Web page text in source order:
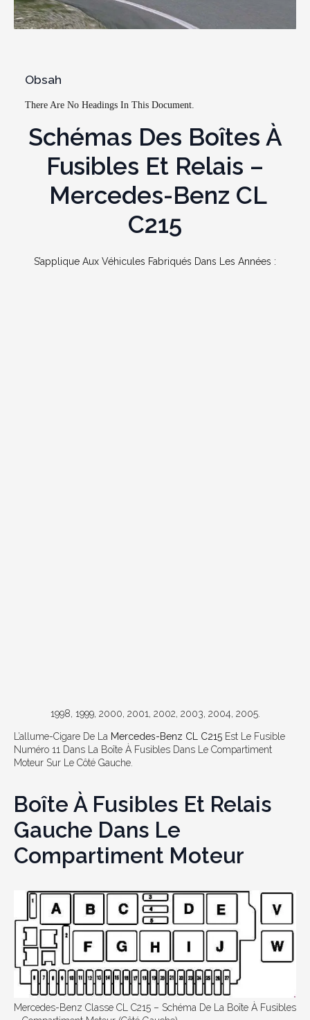
Obsah
There Are No Headings In This Document.
Schémas Des Boîtes À
Fusibles Et Relais –
Mercedes-Benz CL
C215
S’applique Aux Véhicules Fabriqués Dans Les Années :
1998, 1999, 2000, 2001, 2002, 2003, 2004, 2005.
L’allume-Cigare De La Mercedes-Benz CL C215 Est Le Fusible
Numéro 11 Dans La Boîte À Fusibles Dans Le Compartiment
Moteur Sur Le Côté Gauche.
Boîte À Fusibles Et Relais
Gauche Dans Le
Compartiment Moteur
Mercedes-Benz Classe CL C215 – Schéma De La Boîte À Fusibles